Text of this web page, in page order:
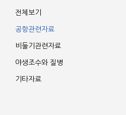
전체보기
공항관련자료
비둘기관련자료
야생조수와 질병
기타자료